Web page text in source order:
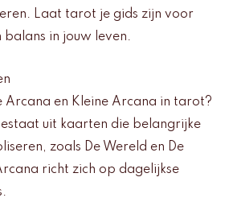
Laat tarot je gids zijn voor
balans in jouw leven.
Arcana en Kleine Arcana in tarot?
uit kaarten die belangrijke
zoals De Wereld en De
richt zich op dagelijkse